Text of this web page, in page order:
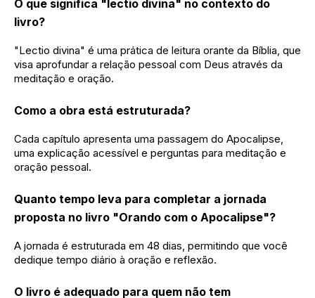
O que significa "lectio divina" no contexto do
livro?
"Lectio divina" é uma prática de leitura orante da Bíblia, que
visa aprofundar a relação pessoal com Deus através da
meditação e oração.
Como a obra está estruturada?
Cada capítulo apresenta uma passagem do Apocalipse,
uma explicação acessível e perguntas para meditação e
oração pessoal.
Quanto tempo leva para completar a jornada
proposta no livro "Orando com o Apocalipse"?
A jornada é estruturada em 48 dias, permitindo que você
dedique tempo diário à oração e reflexão.
O livro é adequado para quem não tem